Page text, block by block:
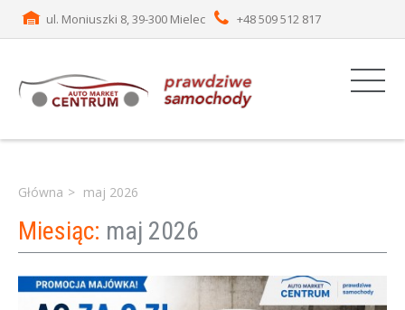
ul. Moniuszki 8, 39-300 Mielec +48 509 512 817
Główna maj 2026
Miesiąc: maj 2026